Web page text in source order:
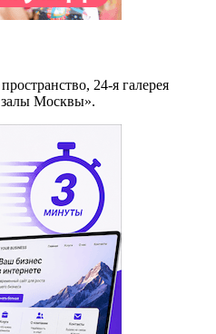
24-я галерея
Москвы».